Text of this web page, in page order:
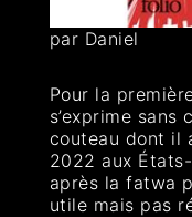
par Daniel
Pour la
s’exprime sans
couteau dont il
2022 aux
après la fatwa
utile mais pas